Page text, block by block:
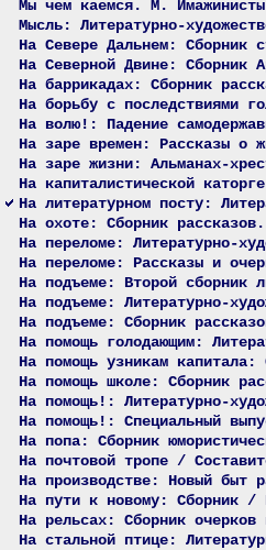
Мы чем каемся. М.
Мысль: Литературно-
На Севере Дальнем: Сборник
На Северной Двине: Сборник
На баррикадах: Сборник
На борьбу с последствиями
На волю!: Падение
На заре времен: Рассказы о
На заре жизни: Альманах-
На капиталистической
На литературном посту:
На охоте: Сборник
На переломе: Литературно-
На переломе: Рассказы и
На подъеме: Второй
На подъеме: Литературно-
На подъеме: Сборник
На помощь голодающим:
На помощь узникам
На помощь школе: Сборник
На помощь!: Литературно-
На помощь!: Специальный
На попа: Сборник
На почтовой тропе /
На производстве: Новый быт
На пути к новому: Сборник /
На рельсах: Сборник
На стальной птице: